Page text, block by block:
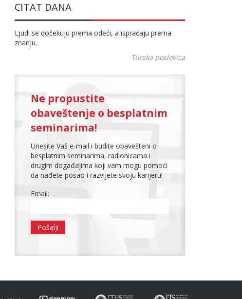
CITAT DANA
Ljudi se dočekuju prema odeći, a ispraćaju prema
znanju.
Turska poslovica
Ne propustite
obaveštenje o besplatnim
seminarima!
Unesite Vaš e-mail i budite obavešteni o
besplatnim seminarima, radionicama i
drugim događajima koji vam mogu pomoći
da nađete posao i razvijete svoju karijeru!
Email: